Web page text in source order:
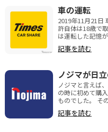
車の運転
2019年11月21日
許自体は18歳で
は運転した記憶
記事を読む
ノジマが日
ノジマと言えば
の時に初めて購
ものでした。 そ
記事を読む